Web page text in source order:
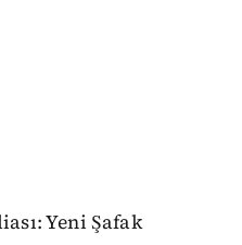
Yeni Şafak